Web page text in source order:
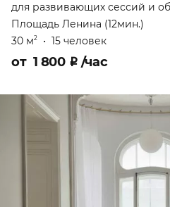
для развивающих сессий и
Площадь Ленина (12мин.)
30 м2 • 15 человек
от 1 800 ₽ /час